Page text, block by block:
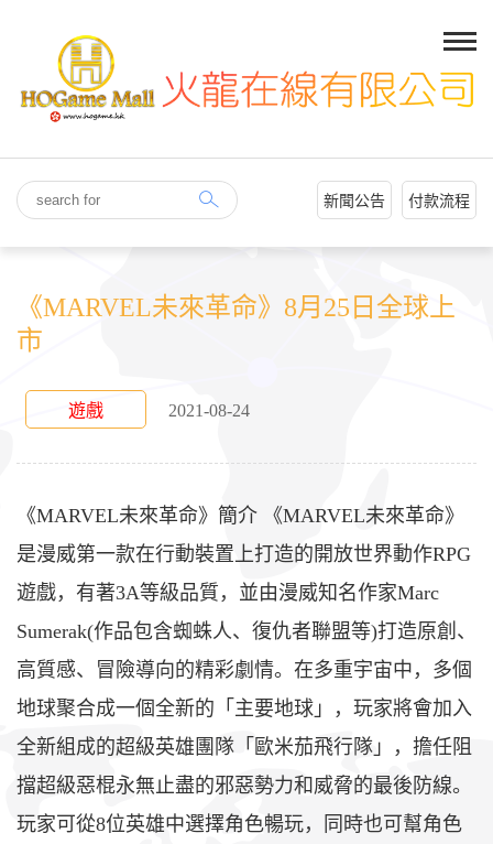
新聞公告 付款流程
《MARVEL未來革命》8月25日全球上
市
遊戲 2021-08-24
《MARVEL未來革命》簡介 《MARVEL未來革命》
是漫威第一款在行動裝置上打造的開放世界動作RPG
遊戲，有著3A等級品質，並由漫威知名作家Marc
Sumerak(作品包含蜘蛛人、復仇者聯盟等)打造原創、
高質感、冒險導向的精彩劇情。在多重宇宙中，多個
地球聚合成一個全新的「主要地球」，玩家將會加入
全新組成的超級英雄團隊「歐米茄飛行隊」，擔任阻
擋超級惡棍永無止盡的邪惡勢力和威脅的最後防線。
玩家可從8位英雄中選擇角色暢玩，同時也可幫角色